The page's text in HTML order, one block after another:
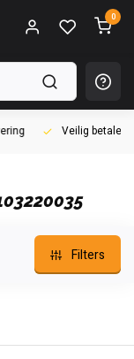
0
Veilig betalen
Filters